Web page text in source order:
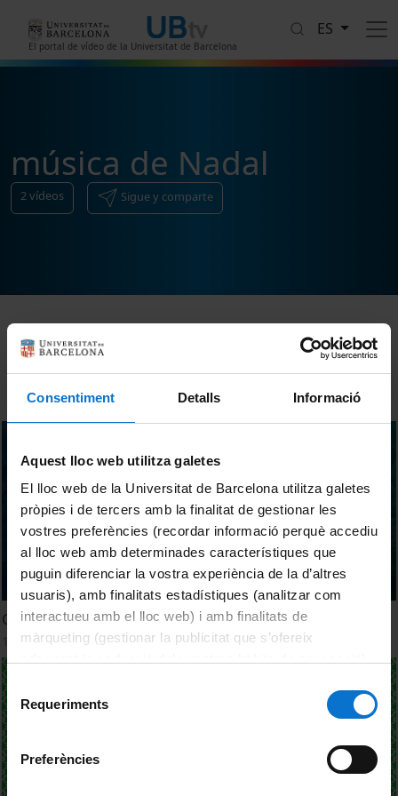
Consentiment Detalls Informació
Aquest lloc web utilitza galetes
El lloc web de la Universitat de Barcelona utilitza galetes
pròpies i de tercers amb la finalitat de gestionar les
vostres preferències (recordar informació perquè accediu
al lloc web amb determinades característiques que
puguin diferenciar la vostra experiència de la d’altres
usuaris), amb finalitats estadístiques (analitzar com
interactueu amb el lloc web) i amb finalitats de
màrqueting (gestionar la publicitat que s’ofereix
consultar laPolítica de galetes del lloc web de la
Selecció
de
consentiment
Requeriments
Preferències
El portal de vídeo de la Universitat de Barcelona
ES
música de Nadal
2vídeos Sigue y comparte
Ordenar
Concert de Nadal 2025
17 Diciembre, 2025